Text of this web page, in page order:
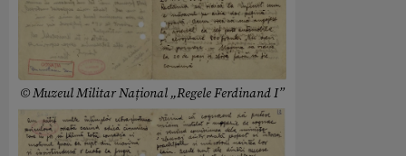
© Muzeul Militar Național „Regele Ferdinand I”